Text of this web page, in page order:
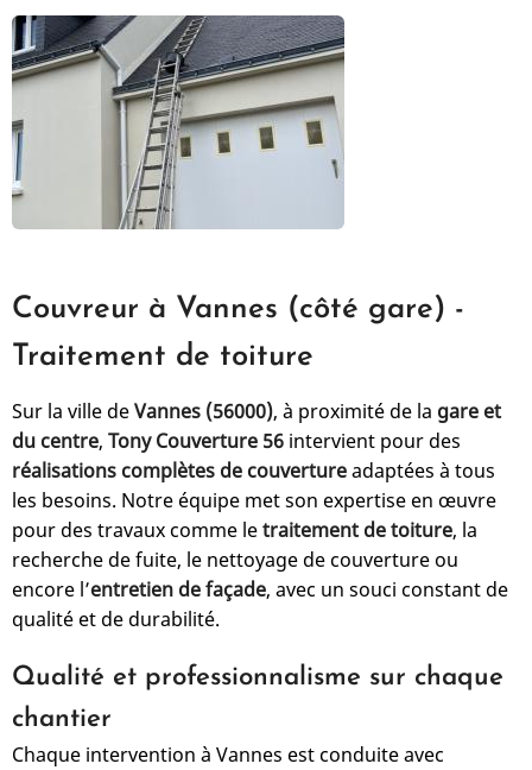
Couvreur à Vannes (côté gare) -
Traitement de toiture
Sur la ville deVannes (56000), à proximité de la gare et
du centre, Tony Couverture 56 intervient pour des
réalisations complètes de couvertureadaptées à tous
les besoins. Notre équipe met son expertise en œuvre
pour des travaux comme letraitement de toiture, la
recherche de fuite, le nettoyage de couverture ou
encore l’entretien de façade, avec un souci constant de
qualité et de durabilité.
Qualité et professionnalisme sur chaque
chantier
Chaque intervention à Vannes est conduite avec